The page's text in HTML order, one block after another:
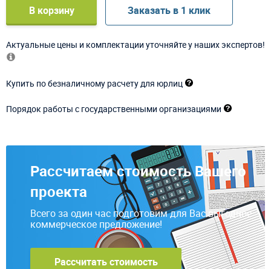
В корзину Заказать в 1 клик
Актуальные цены и комплектации уточняйте у наших экспертов!
Купить по безналичному расчету для юрлиц
Порядок работы с государственными организациями
Рассчитаем стоимость Вашего
проекта
Всего за один час подготовим для Вас выгодное
коммерческое предложение!
Рассчитать стоимость